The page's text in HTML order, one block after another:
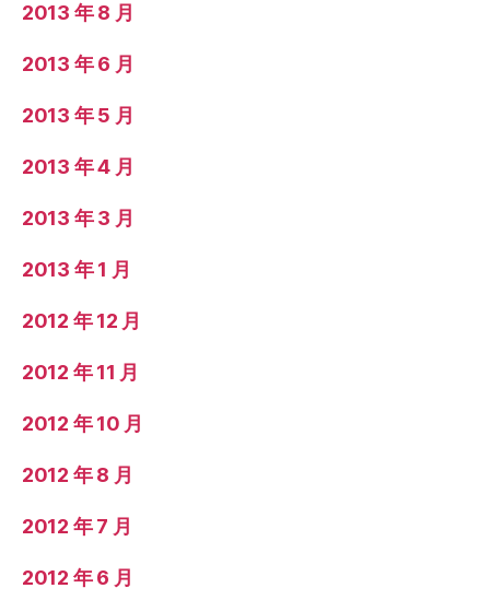
2013 年 8 月
2013 年 6 月
2013 年 5 月
2013 年 4 月
2013 年 3 月
2013 年 1 月
2012 年 12 月
2012 年 11 月
2012 年 10 月
2012 年 8 月
2012 年 7 月
2012 年 6 月